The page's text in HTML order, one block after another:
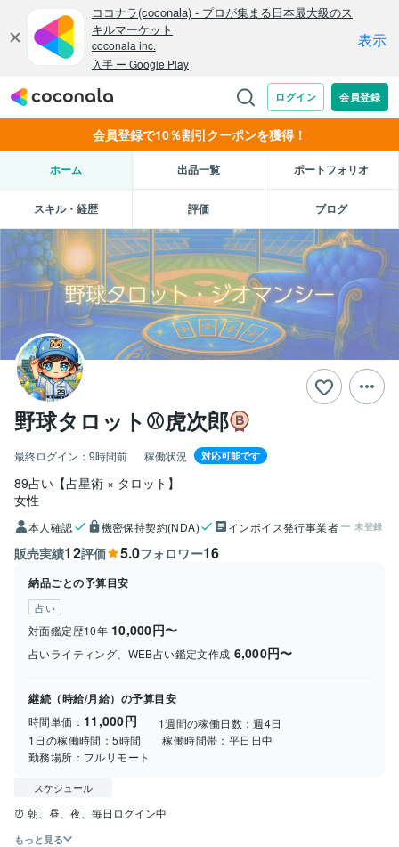
会員登録で10％割引クーポンを獲得！
ホーム 出品一覧 ポートフォリオ
スキル・経歴 評価 ブログ
野球タロット⚾️虎次郎
最終ログイン： 9時間前 稼働状況 対応可能です
89占い【占星術 × タロット】
女性
本人確認 機密保持契約(NDA) インボイス発行事業者 未登録
販売実績12評価 5.0フォロワー16
納品ごとの予算目安
占い
対面鑑定歴10年 10,000円〜
占いライティング、WEB占い鑑定文作成 6,000円〜
継続（時給/月給）の予算目安
時間単価： 11,000円 1週間の稼働日数：週4日
1日の稼働時間：5時間 稼働時間帯： 平日日中
勤務場所： フルリモート
スケジュール
⏰ 朝、昼、夜、毎日ログイン中
もっと見る